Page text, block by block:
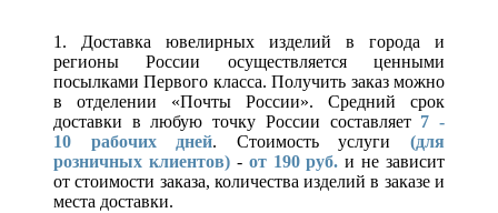
1. Доставка ювелирных изделий в города и
регионы России осуществляется ценными
посылками Первого класса. Получить заказ можно
в отделении «Почты России». Средний срок
доставки в любую точку России составляет 7 -
10 рабочих дней. Стоимость услуги(для
розничных клиентов)- от 190 руб. и не зависит
от стоимости заказа, количества изделий в заказе и
места доставки.